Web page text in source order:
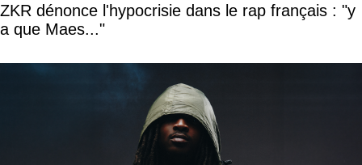
ZKR dénonce l'hypocrisie dans le rap français : "y
a que Maes..."